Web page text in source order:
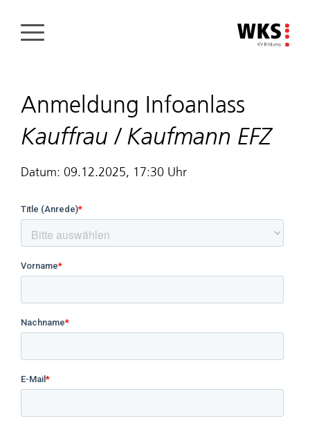
Anmeldung Infoanlass
Kauffrau / Kaufmann EFZ
Datum: 09.12.2025, 17:30 Uhr